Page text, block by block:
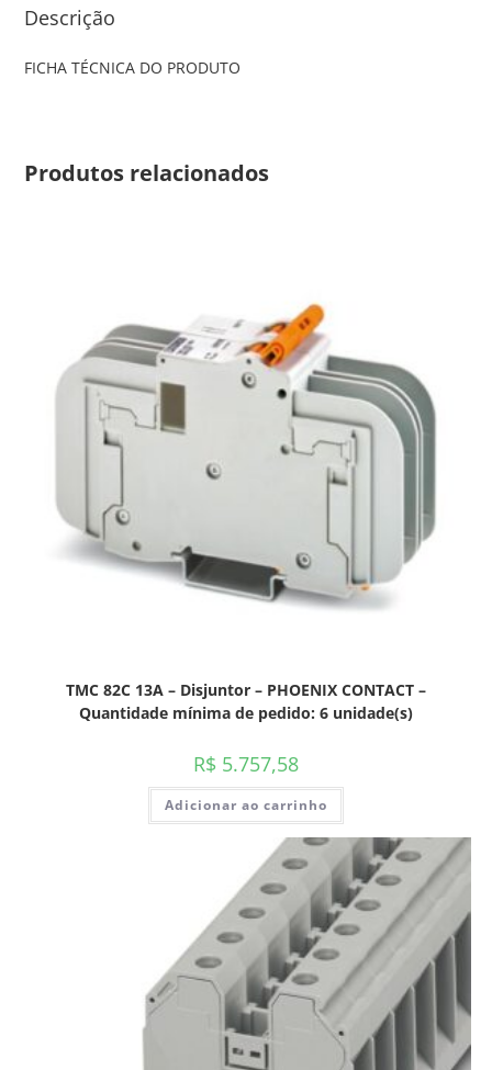
Descrição
FICHA TÉCNICA DO PRODUTO
Produtos relacionados
TMC 82C 13A – Disjuntor – PHOENIX CONTACT –
Quantidade mínima de pedido: 6 unidade(s)
R$ 5.757,58
Adicionar ao carrinho